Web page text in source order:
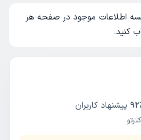
اطلاعات موجود در صفحه هر
کنید.
92 پیشنهاد کاربران